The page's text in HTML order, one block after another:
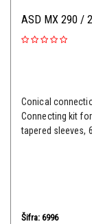
ASD MX 290 /
Conical
Connecting kit for
tapered sleeves,
Šifra: 6996